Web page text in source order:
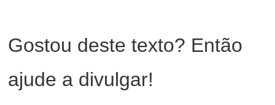
Gostou deste texto? Então
ajude a divulgar!